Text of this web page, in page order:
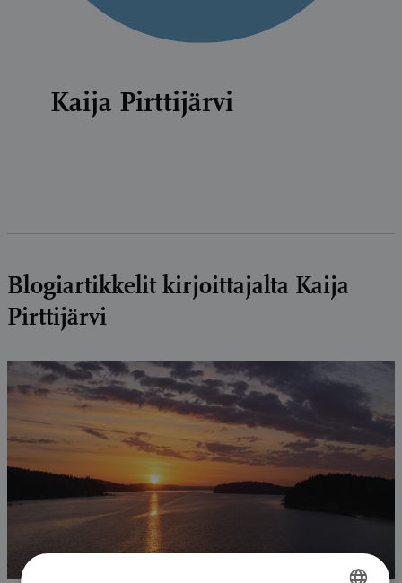
Kaija Pirttijärvi
Blogiartikkelit kirjoittajalta Kaija
Pirttijärvi